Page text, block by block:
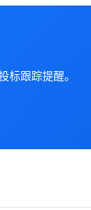
标跟踪提醒。